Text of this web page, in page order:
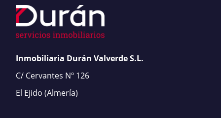
Inmobiliaria Durán Valverde S.L.
C/ Cervantes Nº 126
El Ejido (Almería)